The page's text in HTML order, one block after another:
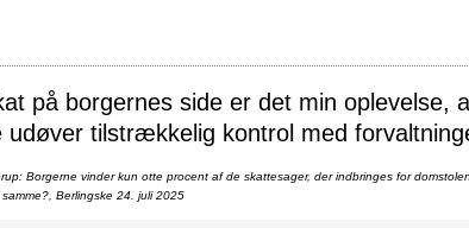
på borgernes side er det min oplevelse,
udøver tilstrækkelig kontrol med
Borgerne vinder kun otte procent af de skattesager, der indbringes for
Berlingske 24. juli 2025